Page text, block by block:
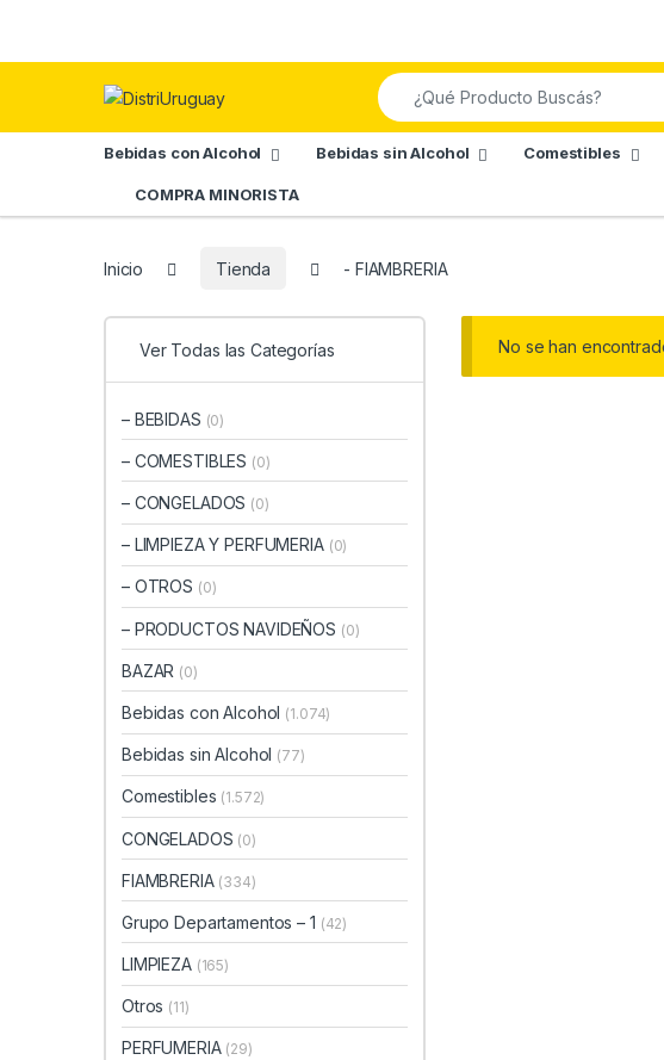
Search for:
Bebidas con Alcohol Bebidas sin Alcohol Comestibles
COMPRA MINORISTA
Inicio Tienda - FIAMBRERIA
No se han
Ver Todas las Categorías
– BEBIDAS (0)
– COMESTIBLES (0)
– CONGELADOS (0)
– LIMPIEZA Y PERFUMERIA (0)
– OTROS (0)
– PRODUCTOS NAVIDEÑOS (0)
BAZAR (0)
Bebidas con Alcohol (1.074)
Bebidas sin Alcohol (77)
Comestibles (1.572)
CONGELADOS (0)
FIAMBRERIA (334)
Grupo Departamentos – 1 (42)
LIMPIEZA (165)
Otros (11)
PERFUMERIA (29)